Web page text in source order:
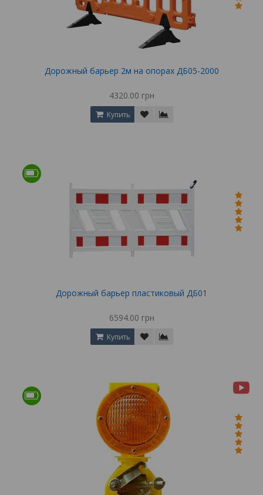
Дорожный барьер 2м на опорах ДБ05-2000
4320.00 грн
Купить
Дорожный барьер пластиковый ДБ01
6594.00 грн
Купить